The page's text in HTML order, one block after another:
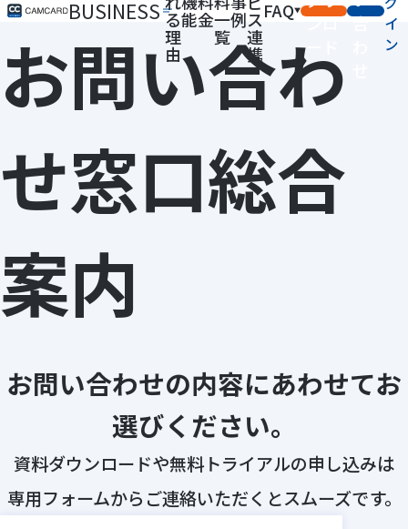
BUSINESS る
理
由
能金一
覧
例ス
連
携
FAQ
ンロ 合
イ
ン
お問い合わ
せ窓口総合
案内
お問い合わせの内容にあわせてお
選びください。
資料ダウンロードや無料トライアルの申し込みは
専用フォームからご連絡いただくとスムーズです。